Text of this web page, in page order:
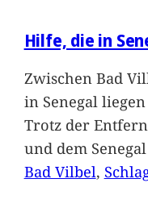
Hilfe, die in
Zwischen Bad
in Senegal
Trotz der
und dem Senegal
Bad Vilbel,